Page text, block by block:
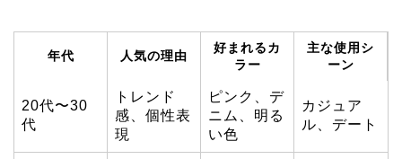
年代 人気の理由
好まれるカ
ラー
主な使用シ
ーン
20代〜30
代
トレンド
感、個性表
現
ピンク、デ
ニム、明る
い色
カジュア
ル、デート